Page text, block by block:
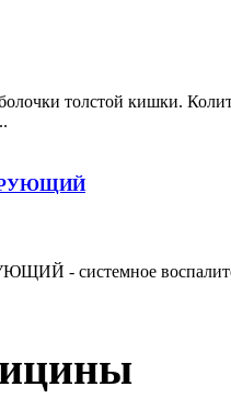
толстой кишки.
системное